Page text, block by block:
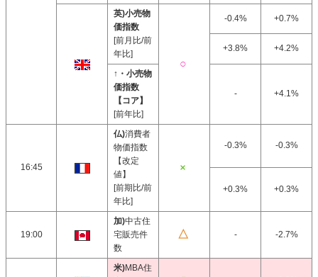
英)小売物
価指数
[前月比/前
年比]
-0.4% +0.7%
+3.8% +4.2%
↑・小売物
価指数
【コア】
[前年比]
- +4.1%
16:45
仏)消費者
物価指数
【改定
値】
[前期比/前
年比]
-0.3% -0.3%
+0.3% +0.3%
19:00
加)中古住
宅販売件
数
- -2.7%
米)MBA住